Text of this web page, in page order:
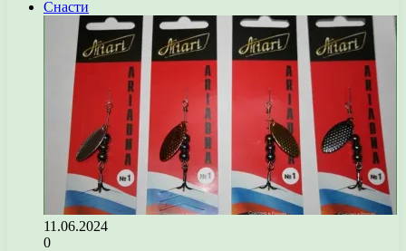
Снасти
11.06.2024
0